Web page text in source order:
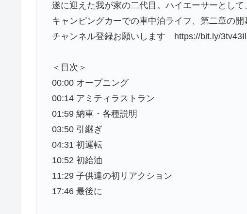
遂に迎えた我が家の二代目。ハイエーサーとし
キャンピングカーでの車中泊ライフ、第二章の開
チャンネル登録お願いします https://bit.ly/3tv43Il
＜目次＞
00:00 オープニング
00:14 アミティラストラン
01:59 納車・各種説明
03:50 引継ぎ
04:31 初運転
10:52 初給油
11:29 子供達の初リアクション
17:46 最後に